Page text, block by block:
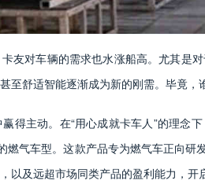
友对车辆的需求也水涨船高。尤其是
至舒适智能逐渐成为新的刚需。毕竟，
得主动。在“用心成就卡车人”的理念下
燃气车型。这款产品专为燃气车正向研
及远超市场同类产品的盈利能力，开